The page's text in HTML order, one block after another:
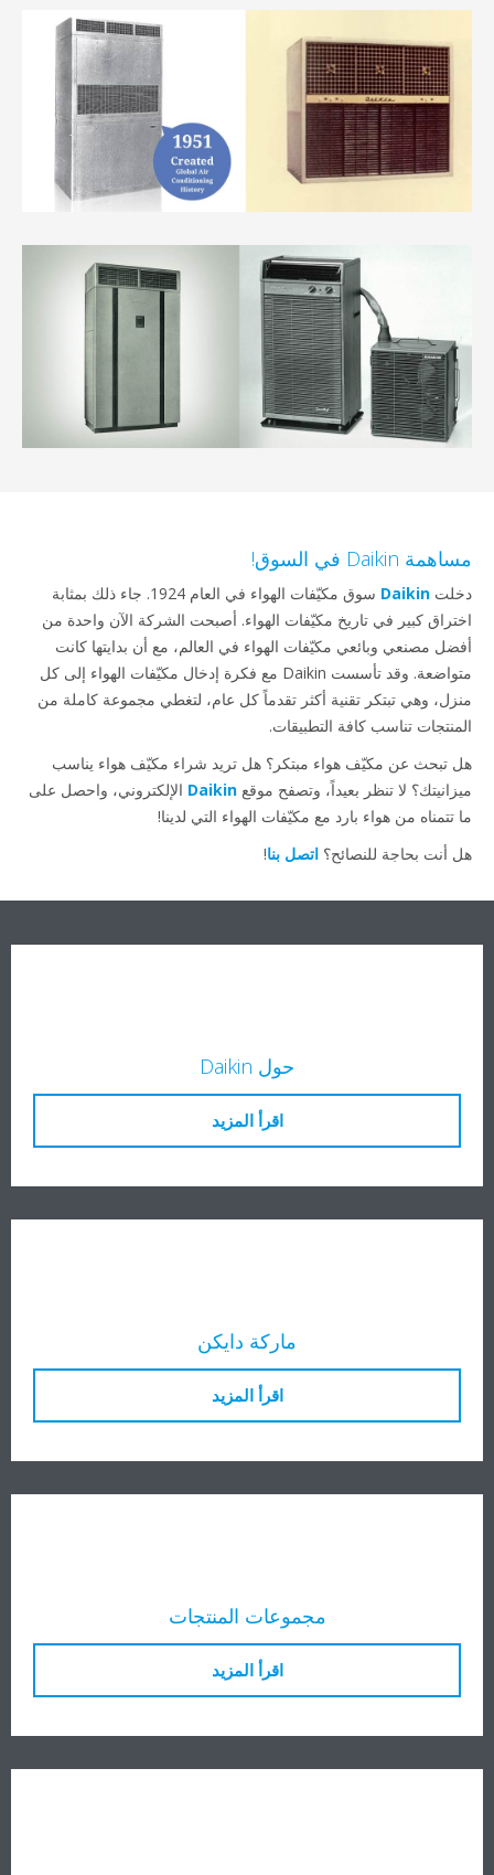
مساهمة Daikin في السوق!
دخلتDaikin
سوق مكيّفات الهواء في العام 1924. جاء ذلك بمثابة
اختراق كبير في تاريخ مكيّفات الهواء. أصبحت الشركة الآن واحدة من
أفضل مصنعي وبائعي مكيّفات الهواء في العالم، مع أن بدايتها كانت
متواضعة. وقد تأسست Daikin مع فكرة إدخال مكيّفات الهواء إلى كل
منزل، وهي تبتكر تقنية أكثر تقدماً كل عام، لتغطي مجموعة كاملة من
المنتجات تناسب كافة التطبيقات.
هل تبحث عن مكيّف هواء مبتكر؟ هل تريد شراء مكيّف هواء يناسب
ميزانيتك؟ لا تنظر بعيداً، وتصفح موقعDaikinالإلكتروني، واحصل على
ما تتمناه من هواء بارد مع مكيّفات الهواء التي لدينا!
هل أنت بحاجة للنصائح؟اتصل بنا!
حول Daikin
اقرأ المزيد
ماركة دايكن
اقرأ المزيد
مجموعات المنتجات
اقرأ المزيد